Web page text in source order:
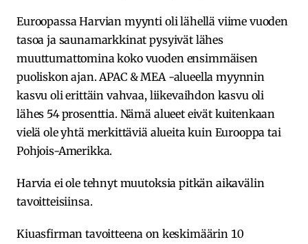
Euroopassa Harvian myynti oli lähellä viime vuoden
tasoa ja saunamarkkinat pysyivät lähes
muuttumattomina koko vuoden ensimmäisen
puoliskon ajan. APAC & MEA -alueella myynnin
kasvu oli erittäin vahvaa, liikevaihdon kasvu oli
lähes 54 prosenttia. Nämä alueet eivät kuitenkaan
vielä ole yhtä merkittäviä alueita kuin Eurooppa tai
Pohjois-Amerikka.
Harvia ei ole tehnyt muutoksia pitkän aikavälin
tavoitteisiinsa.
Kiuasfirman tavoitteena on keskimäärin 10